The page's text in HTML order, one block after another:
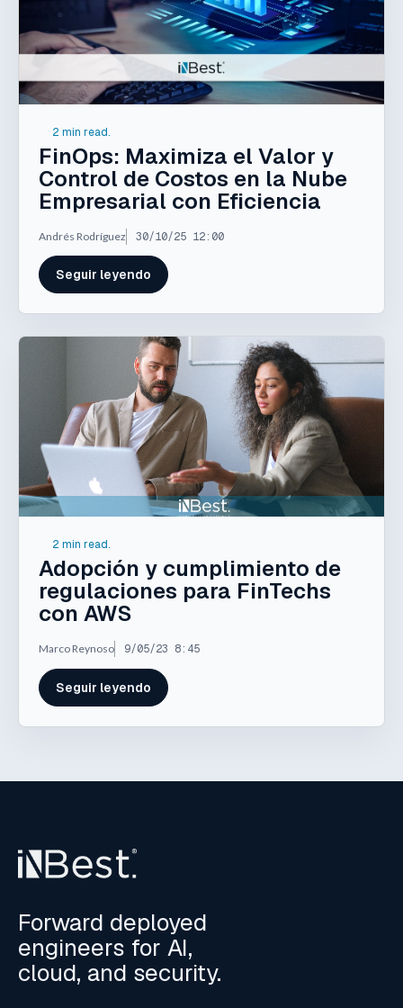
2 min read.
FinOps: Maximiza el Valor y
Control de Costos en la Nube
Empresarial con Eficiencia
Andrés Rodríguez 30/10/25 12:00
Seguir leyendo
2 min read.
Adopción y cumplimiento de
regulaciones para FinTechs
con AWS
Marco Reynoso 9/05/23 8:45
Seguir leyendo
Forward deployed
engineers for AI,
cloud, and security.